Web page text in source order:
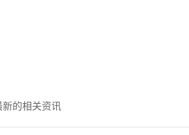
的相关资讯